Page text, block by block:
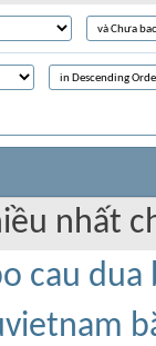
nhất
cau dua